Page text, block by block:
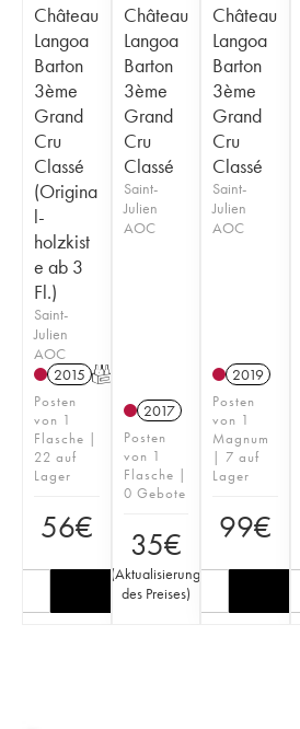
Château
Langoa
Barton
3ème
Grand
Cru
Classé
(Origina
l-
holzkist
e ab 3
Fl.)
Saint-
Julien
AOC
2015 T
Posten
von 1
Flasche |
22 auf
Lager
56€
Château
Langoa
Barton
3ème
Grand
Cru
Classé
Saint-
Julien
AOC
2017
Posten
von 1
Flasche |
0 Gebote
35€
(Aktualisierung
des Preises)
Château
Langoa
Barton
3ème
Grand
Cru
Classé
Saint-
Julien
AOC
2019
Posten
von 1
Magnum
| 7 auf
Lager
99€